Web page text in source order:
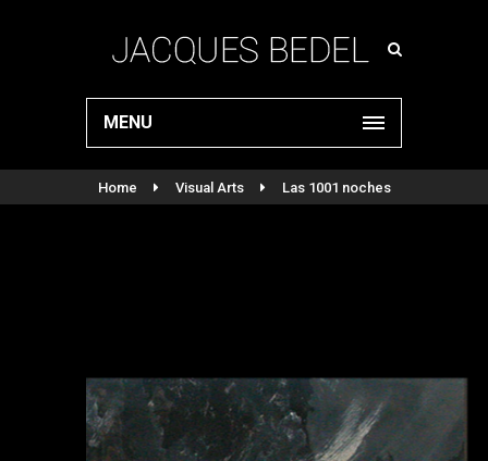
MENU
Home Visual Arts Las 1001 noches